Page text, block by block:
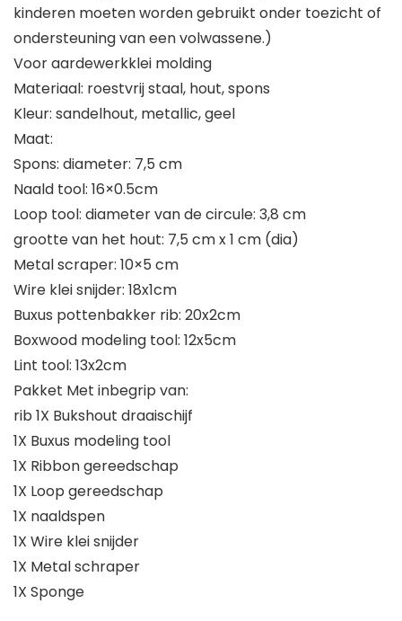
kinderen moeten worden gebruikt onder toezicht of
ondersteuning van een volwassene.)
Voor aardewerkklei molding
Materiaal: roestvrij staal, hout, spons
Kleur: sandelhout, metallic, geel
Maat:
Spons: diameter: 7,5 cm
Naald tool: 16×0.5cm
Loop tool: diameter van de circule: 3,8 cm
grootte van het hout: 7,5 cm x 1 cm (dia)
Metal scraper: 10×5 cm
Wire klei snijder: 18x1cm
Buxus pottenbakker rib: 20x2cm
Boxwood modeling tool: 12x5cm
Lint tool: 13x2cm
Pakket Met inbegrip van:
rib 1X Bukshout draaischijf
1X Buxus modeling tool
1X Ribbon gereedschap
1X Loop gereedschap
1X naaldspen
1X Wire klei snijder
1X Metal schraper
1X Sponge